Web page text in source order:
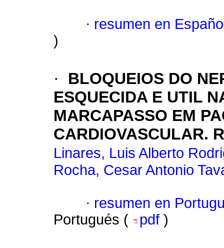
· resumen en
)
·
BLOQUEIOS DO
ESQUECIDA E UTIL
MARCAPASSO EM
CARDIOVASCULAR.
Linares, Luis Alberto
Rocha, Cesar Antonio
· resumen en
Portugués (
pdf )